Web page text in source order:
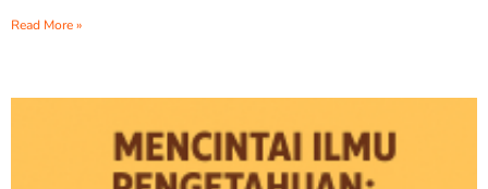
Read More »